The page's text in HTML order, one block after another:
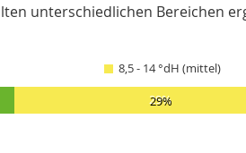
unterschiedlichen Bereichen
8,5 - 14 °dH (mittel)
29%